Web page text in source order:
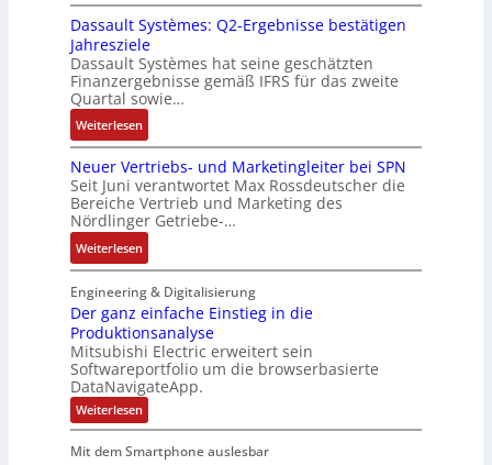
A
n
l
a
g
e
n
b
a
u
:
P
o
s
i
t
i
v
e
M
o
-
K
i
t
E
n
c
e
r
r
t
r
i
a
n
g
a
t
o
c
k
g
r
a
t
d
e
r
F
a
b
r
k
o
s
e
S
y
s
t
e
m
t
e
c
h
n
i
k
-
G
e
s
Dassault Systèmes: Q2-Ergebnisse bestätigen
Jahresziele
Dassault Systèmes hat seine geschätzten
Finanzergebnisse gemäß IFRS für das zweite
Quartal sowie…
Weiterlesen:
D
a
s
s
a
u
l
t
S
y
s
t
è
m
s
Neuer Vertriebs- und Marketingleiter bei SPN
Seit Juni verantwortet Max Rossdeutscher die
Bereiche Vertrieb und Marketing des
Nördlinger Getriebe-…
Weiterlesen:
N
e
u
e
r
V
e
r
t
r
Engineering & Digitalisierung
Der ganz einfache Einstieg in die
Produktionsanalyse
Mitsubishi Electric erweitert sein
Softwareportfolio um die browserbasierte
DataNavigateApp.
Weiterlesen:
D
r
Mit dem Smartphone auslesbar